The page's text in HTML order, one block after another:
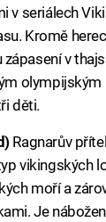
v seriálech
Kromě
v
děti.
Ragnarův
vikingských
moří a
Je